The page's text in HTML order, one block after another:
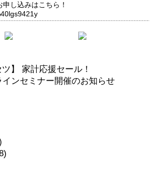
し込みはこちら！
ツ】 家計応援セール！
ンセミナー開催のお知らせ